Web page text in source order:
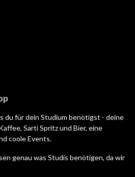
du für dein Studium benötigst - deine
Sarti Spritz und Bier, eine
coole Events.
genau was Studis benötigen, da wir